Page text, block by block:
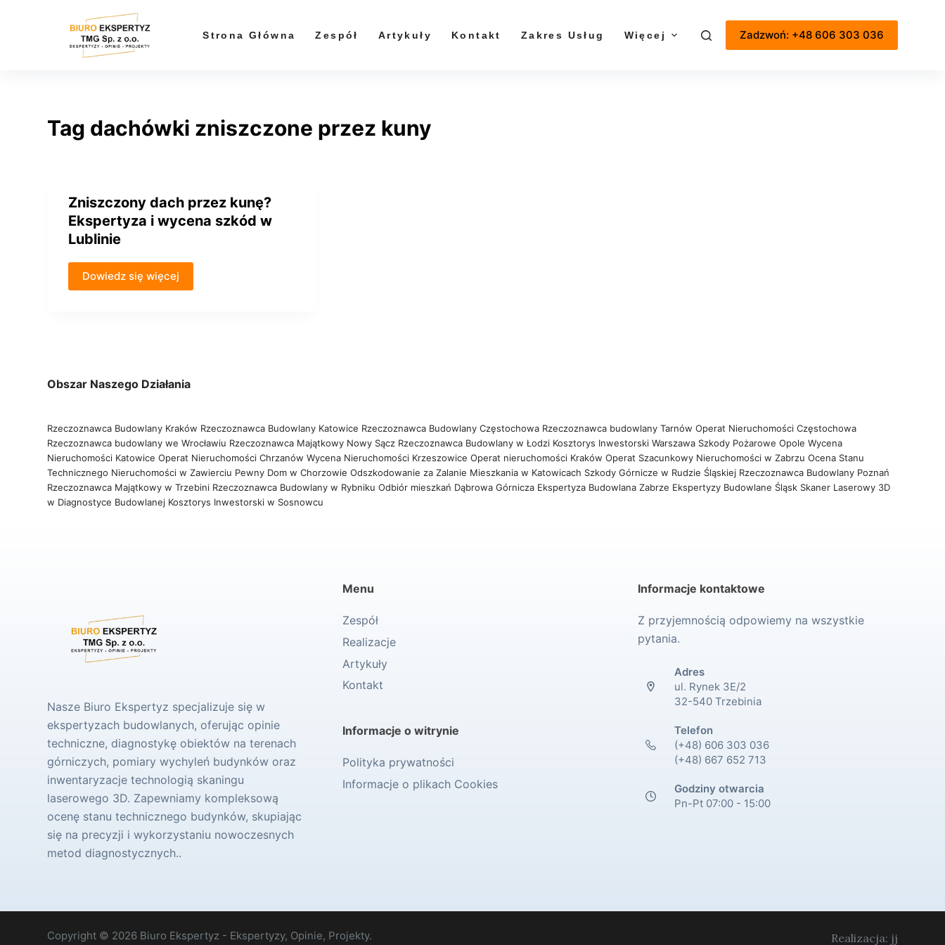
Strona Główna Zespół Artykuły Kontakt Zakres Usług Więcej Zadzwoń: +48 606 303 036
Tag dachówki zniszczone przez kuny
Zniszczony dach przez kunę?
Ekspertyza i wycena szkód w
Lublinie
Dowiedz się więcej
Obszar Naszego Działania
Rzeczoznawca Budowlany Kraków Rzeczoznawca Budowlany Katowice Rzeczoznawca Budowlany Częstochowa Rzeczoznawca budowlany Tarnów Operat Nieruchomości Częstochowa
Rzeczoznawca budowlany we Wrocławiu Rzeczoznawca Majątkowy Nowy Sącz Rzeczoznawca Budowlany w Łodzi Kosztorys Inwestorski Warszawa Szkody Pożarowe OpoleWycena
Nieruchomości Katowice Operat Nieruchomości Chrzanów Wycena Nieruchomości KrzeszowiceOperat nieruchomości Kraków Operat Szacunkowy Nieruchomości w ZabrzuOcena Stanu
Technicznego Nieruchomości w Zawierciu Pewny Dom w Chorzowie Odszkodowanie za Zalanie Mieszkania w Katowicach Szkody Górnicze w Rudzie Śląskiej Rzeczoznawca Budowlany Poznań
Rzeczoznawca Majątkowy w Trzebini Rzeczoznawca Budowlany w RybnikuOdbiór mieszkań Dąbrowa Górnicza Ekspertyza Budowlana Zabrze Ekspertyzy Budowlane Śląsk Skaner Laserowy 3D
w Diagnostyce Budowlanej Kosztorys Inwestorski w Sosnowcu
Nasze Biuro Ekspertyz specjalizuje się w
ekspertyzach budowlanych, oferując opinie
techniczne, diagnostykę obiektów na terenach
górniczych, pomiary wychyleń budynków oraz
inwentaryzacje technologią skaningu
laserowego 3D. Zapewniamy kompleksową
ocenę stanu technicznego budynków, skupiając
się na precyzji i wykorzystaniu nowoczesnych
metod diagnostycznych..
Menu
Zespół
Realizacje
Artykuły
Kontakt
Informacje o witrynie
Polityka prywatności
Informacje o plikach Cookies
Informacje kontaktowe
Z przyjemnością odpowiemy na wszystkie
pytania.
Adres
ul. Rynek 3E/2
32-540 Trzebinia
Telefon
(+48) 606 303 036
(+48) 667 652 713
Godziny otwarcia
Pn-Pt 07:00 - 15:00
Copyright © 2026 Biuro Ekspertyz - Ekspertyzy, Opinie, Projekty. Realizacja: jj